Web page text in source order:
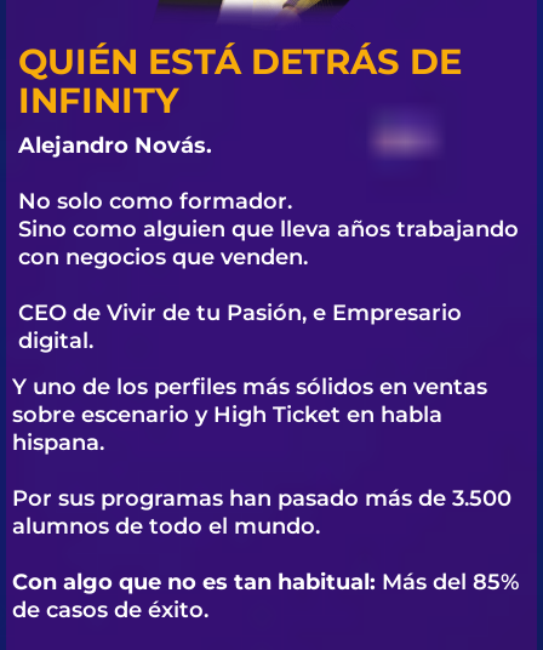
QUIÉN ESTÁ DETRÁS DE
INFINITY
Alejandro Novás.
No solo como formador.
Sino como alguien que lleva años trabajando
con negocios que venden.
CEO de Vivir de tu Pasión, e Empresario
digital.
Y uno de los perfiles más sólidos en ventas
sobre escenario y High Ticket en habla
hispana.
Por sus programas han pasado más de 3.500
alumnos de todo el mundo.
Con algo que no es tan habitual: Más del 85%
de casos de éxito.